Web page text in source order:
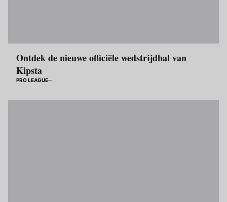
Ontdek de nieuwe officiële wedstrijdbal van
Kipsta
PRO LEAGUE